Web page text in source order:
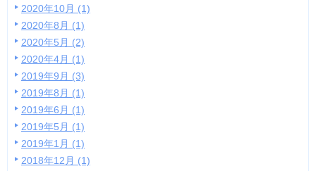
2020年10月 (1)
2020年8月 (1)
2020年5月 (2)
2020年4月 (1)
2019年9月 (3)
2019年8月 (1)
2019年6月 (1)
2019年5月 (1)
2019年1月 (1)
2018年12月 (1)